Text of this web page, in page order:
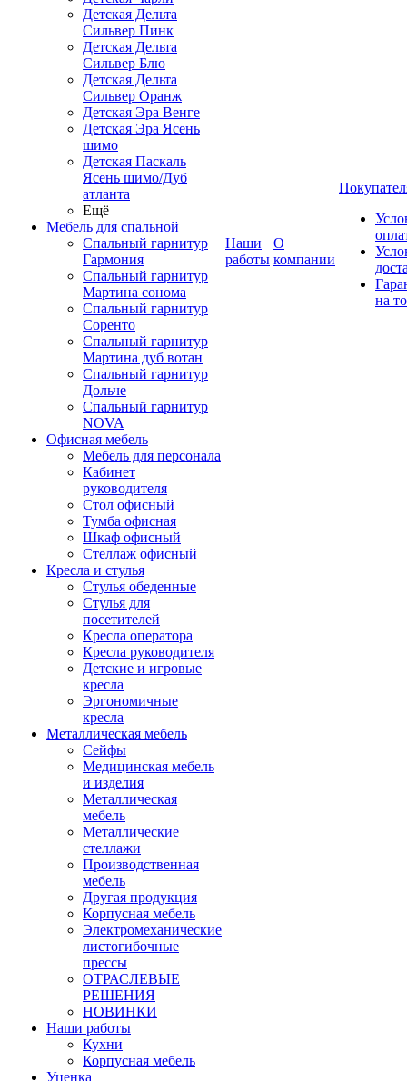
Детская Дельта
Сильвер Пинк
Детская Дельта
Сильвер Блю
Детская Дельта
Сильвер Оранж
Детская Эра Венге
Детская Эра Ясень
шимо
Детская Паскаль
Ясень шимо/Дуб
атланта
Ещё
Мебель для спальной
Спальный гарнитур
Гармония
Спальный гарнитур
Мартина сонома
Спальный гарнитур
Соренто
Спальный гарнитур
Мартина дуб вотан
Спальный гарнитур
Дольче
Спальный гарнитур
NOVA
Офисная мебель
Мебель для персонала
Кабинет
руководителя
Стол офисный
Тумба офисная
Шкаф офисный
Стеллаж офисный
Кресла и стулья
Стулья обеденные
Стулья для
посетителей
Кресла оператора
Кресла руководителя
Детские и игровые
кресла
Эргономичные
кресла
Металлическая мебель
Сейфы
Медицинская мебель
и изделия
Металлическая
мебель
Металлические
стеллажи
Производственная
мебель
Другая продукция
Корпусная мебель
Электромеханические
листогибочные
прессы
ОТРАСЛЕВЫЕ
РЕШЕНИЯ
НОВИНКИ
Наши работы
Кухни
Корпусная мебель
Уценка
Наши
работы
О
компании
на